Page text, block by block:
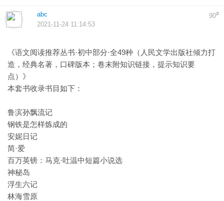
90#
abc
2021-11-24 11:14:53
《语文阅读推荐丛书·初中部分·全49种（人民文学出版社倾力打
造，经典名著，口碑版本；卷末附知识链接，提示知识要
点）》
本套书收录书目如下：
鲁滨孙飘流记
钢铁是怎样炼成的
安妮日记
简·爱
百万英镑：马克·吐温中短篇小说选
神秘岛
浮生六记
林海雪原